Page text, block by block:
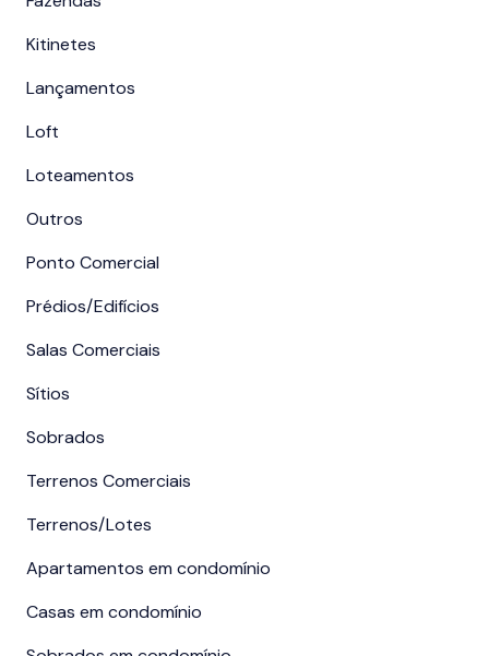
Kitinetes
Lançamentos
Loft
Loteamentos
Outros
Ponto Comercial
Prédios/Edifícios
Salas Comerciais
Sítios
Sobrados
Terrenos Comerciais
Terrenos/Lotes
Apartamentos em condomínio
Casas em condomínio